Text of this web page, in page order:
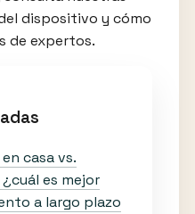
dispositivo y cómo
de expertos.
casa vs.
es mejor
a largo plazo